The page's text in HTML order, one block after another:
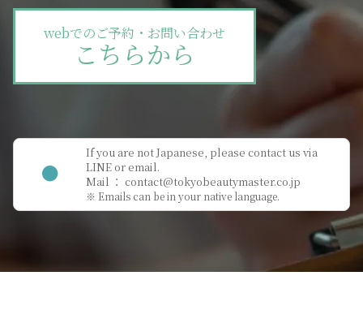
webでのご予約・お問い合わせ
こちらから
If you are not Japanese, please contact us via
LINE or email.
Mail ： contact@tokyobeautymaster.co.jp
※ Emails can be in your native language.